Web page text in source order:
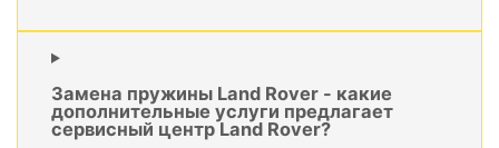
Замена пружины Land Rover - какие
дополнительные услуги предлагает
сервисный центр Land Rover?